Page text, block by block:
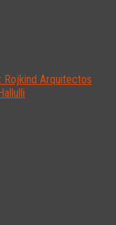
Rojkind Arquitectos